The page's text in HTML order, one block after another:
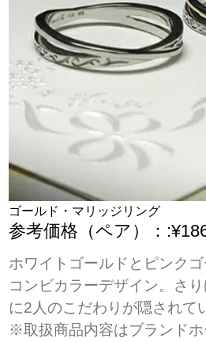
ゴールド・マリッジリング
参考価格（ペア）：
ホワイトゴールドとピンク
コンビカラーデザイン。さ
に2人のこだわりが隠されて
※取扱商品内容はブランド